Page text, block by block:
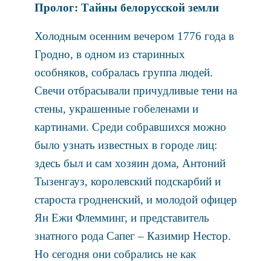
Пролог: Тайны белорусской земли
Холодным осенним вечером 1776 года в
Гродно, в одном из старинных
особняков, собралась группа людей.
Свечи отбрасывали причудливые тени на
стены, украшенные гобеленами и
картинами. Среди собравшихся можно
было узнать известных в городе лиц:
здесь был и сам хозяин дома, Антоний
Тызенгауз, королевский подскарбий и
староста гродненский, и молодой офицер
Ян Ежи Флемминг, и представитель
знатного рода Сапег – Казимир Нестор.
Но сегодня они собрались не как